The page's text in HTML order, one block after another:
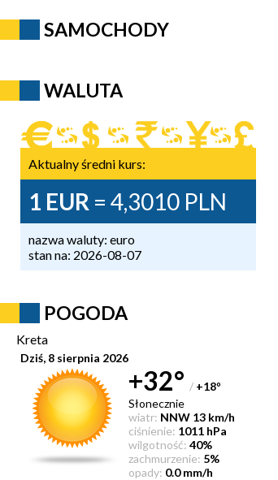
SAMOCHODY
WALUTA
Aktualny średni kurs:
1 EUR = 4,3010 PLN
nazwa waluty: euro
stan na: 2026-08-07
POGODA
Kreta
Dziś, 8 sierpnia 2026
+32° / +18°
Słonecznie
wiatr: NNW 13 km/h
ciśnienie: 1011 hPa
wilgotność: 40%
zachmurzenie: 5%
opady: 0.0 mm/h